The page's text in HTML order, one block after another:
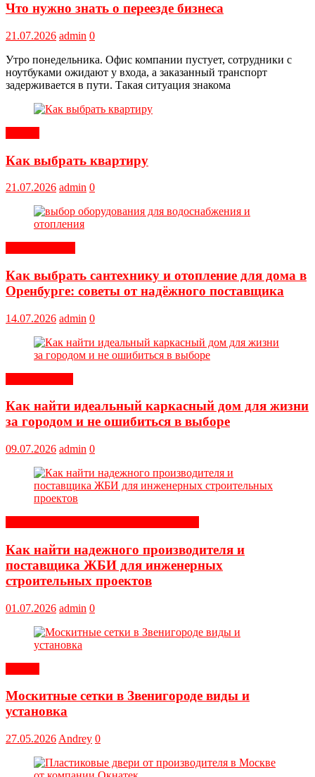
Что нужно знать о переезде бизнеса
21.07.2026 admin 0
Утро понедельника. Офис компании пустует, сотрудники с
ноутбуками ожидают у входа, а заказанный транспорт
задерживается в пути. Такая ситуация знакома
Как выбрать квартиру
21.07.2026 admin 0
Как выбрать сантехнику и отопление для дома в
Оренбурге: советы от надёжного поставщика
14.07.2026 admin 0
Как найти идеальный каркасный дом для жизни
за городом и не ошибиться в выборе
09.07.2026 admin 0
Как найти надежного производителя и
поставщика ЖБИ для инженерных
строительных проектов
01.07.2026 admin 0
Москитные сетки в Звенигороде виды и
установка
27.05.2026 Andrey 0